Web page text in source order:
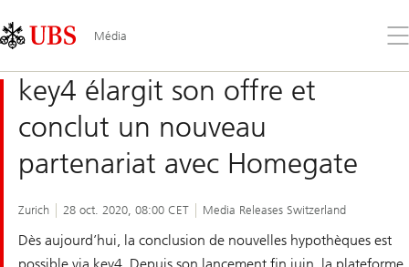
Links
Area
Média
le
key4 élargit son offre et
conclut un nouveau
partenariat avec Homegate
Zurich 28 oct. 2020, 08:00 CET Media Releases Switzerland
Dès aujourd’hui, la conclusion de nouvelles hypothèques est